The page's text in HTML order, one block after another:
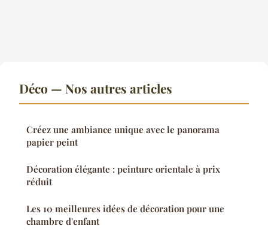
Déco — Nos autres articles
Créez une ambiance unique avec le panorama
papier peint
Décoration élégante : peinture orientale à prix
réduit
Les 10 meilleures idées de décoration pour une
chambre d'enfant